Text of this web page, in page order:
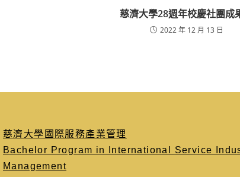
慈濟大學28週年校慶社團成
2022 年 12 月 13 日
慈濟大學國際服務產業管理
Bachelor Program in International Service
Management